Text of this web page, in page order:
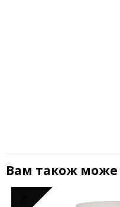
Вам також може